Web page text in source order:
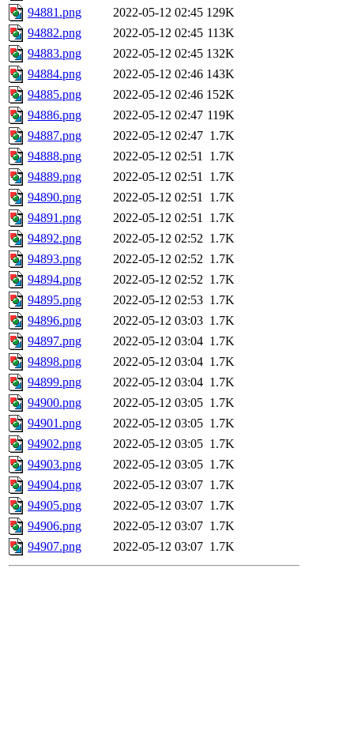
94881.png
2022-05-12 02:45 129K
94882.png
2022-05-12 02:45 113K
94883.png
2022-05-12 02:45 132K
94884.png
2022-05-12 02:46 143K
94885.png
2022-05-12 02:46 152K
94886.png
2022-05-12 02:47 119K
94887.png
2022-05-12 02:47 1.7K
94888.png
2022-05-12 02:51 1.7K
94889.png
2022-05-12 02:51 1.7K
94890.png
2022-05-12 02:51 1.7K
94891.png
2022-05-12 02:51 1.7K
94892.png
2022-05-12 02:52 1.7K
94893.png
2022-05-12 02:52 1.7K
94894.png
2022-05-12 02:52 1.7K
94895.png
2022-05-12 02:53 1.7K
94896.png
2022-05-12 03:03 1.7K
94897.png
2022-05-12 03:04 1.7K
94898.png
2022-05-12 03:04 1.7K
94899.png
2022-05-12 03:04 1.7K
94900.png
2022-05-12 03:05 1.7K
94901.png
2022-05-12 03:05 1.7K
94902.png
2022-05-12 03:05 1.7K
94903.png
2022-05-12 03:05 1.7K
94904.png
2022-05-12 03:07 1.7K
94905.png
2022-05-12 03:07 1.7K
94906.png
2022-05-12 03:07 1.7K
94907.png
2022-05-12 03:07 1.7K